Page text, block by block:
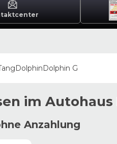
DolphinDolphin G
im Autohaus
Anzahlung